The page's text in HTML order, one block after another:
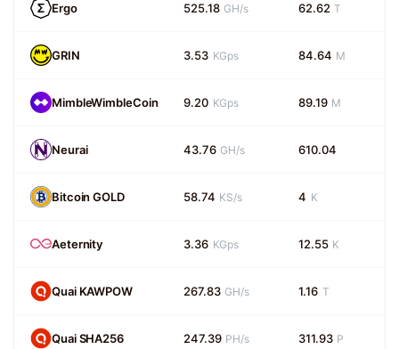
Ergo 525.18 GH/s 62.62 T
GRIN 3.53 KGps 84.64 M
MimbleWimbleCoin 9.20 KGps 89.19 M
Neurai 43.76 GH/s 610.04
Bitcoin GOLD 58.74 KS/s 4 K
Aeternity 3.36 KGps 12.55 K
Quai KAWPOW 267.83 GH/s 1.16 T
Quai SHA256 247.39 PH/s 311.93 P